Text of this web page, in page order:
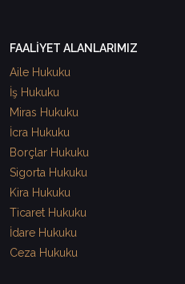
FAALİYET ALANLARIMIZ
Aile Hukuku
İş Hukuku
Miras Hukuku
İcra Hukuku
Borçlar Hukuku
Sigorta Hukuku
Kira Hukuku
Ticaret Hukuku
İdare Hukuku
Ceza Hukuku